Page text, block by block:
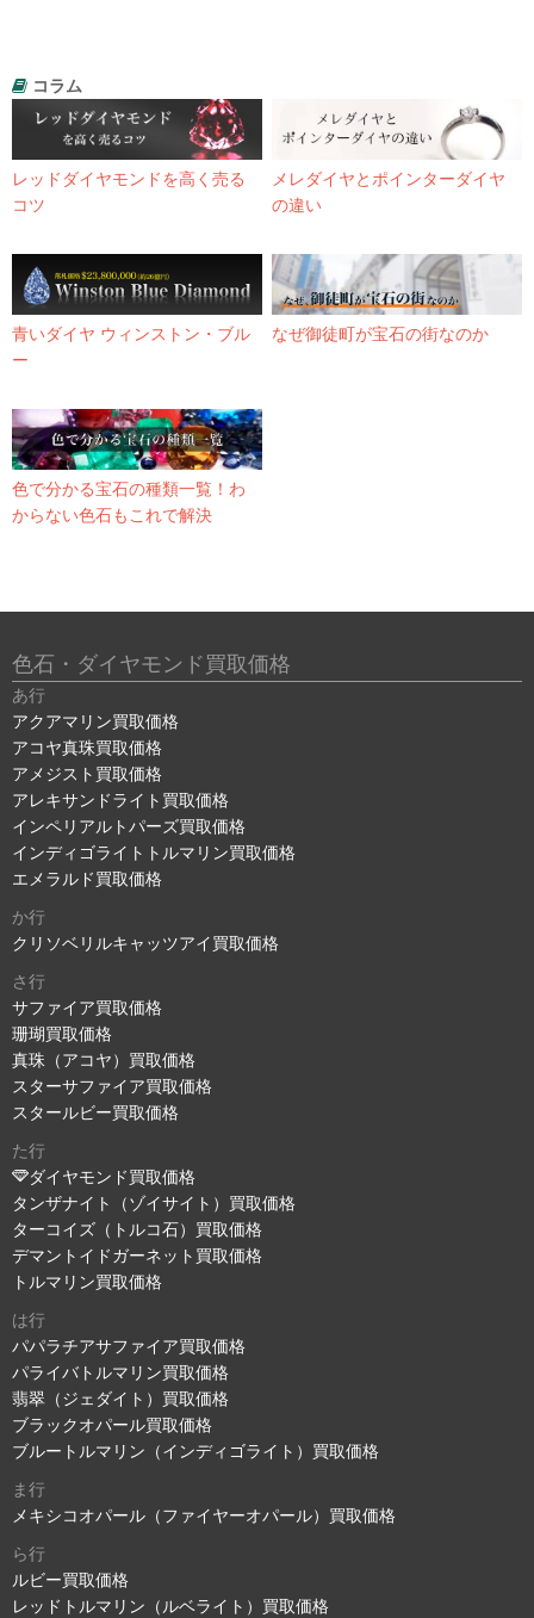
コラム
レッドダイヤモンドを高く売る
コツ
メレダイヤとポインターダイヤ
の違い
青いダイヤ ウィンストン・ブル
ー
なぜ御徒町が宝石の街なのか
色で分かる宝石の種類一覧！わ
からない色石もこれで解決
色石・ダイヤモンド買取価格
あ行
アクアマリン買取価格
アコヤ真珠買取価格
アメジスト買取価格
アレキサンドライト買取価格
インペリアルトパーズ買取価格
インディゴライトトルマリン買取価格
エメラルド買取価格
か行
クリソベリルキャッツアイ買取価格
さ行
サファイア買取価格
珊瑚買取価格
真珠（アコヤ）買取価格
スターサファイア買取価格
スタールビー買取価格
た行
ダイヤモンド買取価格
タンザナイト（ゾイサイト）買取価格
ターコイズ（トルコ石）買取価格
デマントイドガーネット買取価格
トルマリン買取価格
は行
パパラチアサファイア買取価格
パライバトルマリン買取価格
翡翠（ジェダイト）買取価格
ブラックオパール買取価格
ブルートルマリン（インディゴライト）買取価格
ま行
メキシコオパール（ファイヤーオパール）買取価格
ら行
ルビー買取価格
レッドトルマリン（ルベライト）買取価格